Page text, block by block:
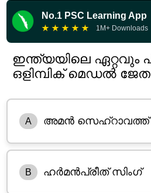
No.1 PSC Learning App
★ ★ ★ ★ ★ 1M+ Downloads
ഇന്ത്യയിലെ ഏറ്റവും
ഒളിമ്പിക് മെഡൽ
A അമൻ സെഹ്റാവത്ത്
B ഹർമൻപ്രീത് സിംഗ്